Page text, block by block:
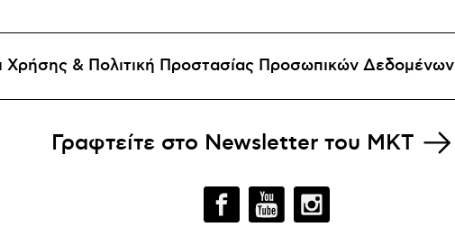
Χρήσης & Πολιτική Προστασίας Προσωπικών Δεδομένων
Γραφτείτε στο Newsletter του MKT